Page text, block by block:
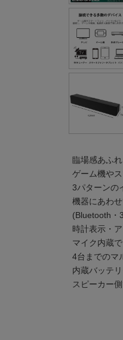
臨場感あふ
ゲーム機や
3パターンの
機器にあわ
(Bluetooth・
時計表示・
マイク内蔵
4台までのマ
内蔵バッテ
スピーカー